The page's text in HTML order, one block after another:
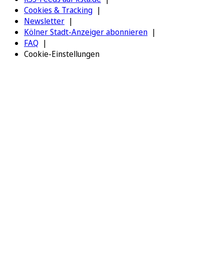
Cookies & Tracking
Newsletter
Kölner Stadt-Anzeiger abonnieren
FAQ
Cookie-Einstellungen